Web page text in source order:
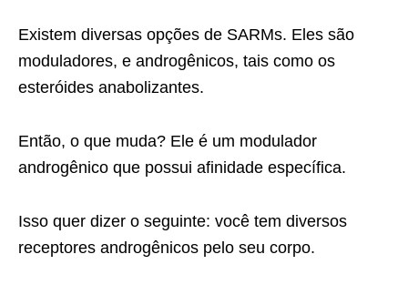
Existem diversas opções de SARMs. Eles são
moduladores, e androgênicos, tais como os
esteróides anabolizantes.
Então, o que muda? Ele é um modulador
androgênico que possui afinidade específica.
Isso quer dizer o seguinte: você tem diversos
receptores androgênicos pelo seu corpo.